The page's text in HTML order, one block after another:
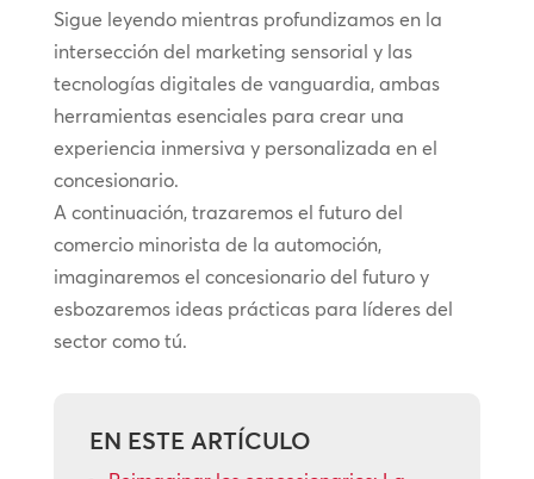
Sigue leyendo mientras profundizamos en la
intersección del marketing sensorial y las
tecnologías digitales de vanguardia, ambas
herramientas esenciales para crear una
experiencia inmersiva y personalizada en el
concesionario.
A continuación, trazaremos el futuro del
comercio minorista de la automoción,
imaginaremos el concesionario del futuro y
esbozaremos ideas prácticas para líderes del
sector como tú.
EN ESTE ARTÍCULO